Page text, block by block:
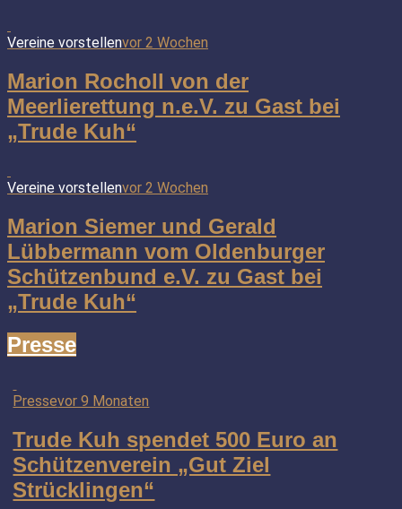
Vereine vorstellenvor 2 Wochen
Marion Rocholl von der
Meerlierettung n.e.V. zu Gast bei
„Trude Kuh“
Vereine vorstellenvor 2 Wochen
Marion Siemer und Gerald
Lübbermann vom Oldenburger
Schützenbund e.V. zu Gast bei
„Trude Kuh“
Presse
Pressevor 9 Monaten
Trude Kuh spendet 500 Euro an
Schützenverein „Gut Ziel
Strücklingen“